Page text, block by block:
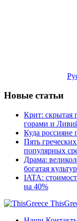
Новые статьи
Крит: скрытая
горами и
Куда россияне
Пять
популярных
Драма:
богатая
IATA:
на 40%